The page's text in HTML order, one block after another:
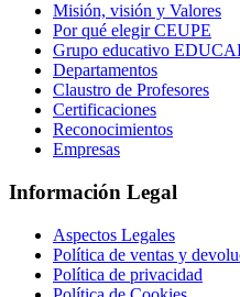
Misión, visión y Valores
Por qué elegir CEUPE
Grupo educativo
Departamentos
Claustro de Profesores
Certificaciones
Reconocimientos
Empresas
Información Legal
Aspectos Legales
Política de ventas y
Política de privacidad